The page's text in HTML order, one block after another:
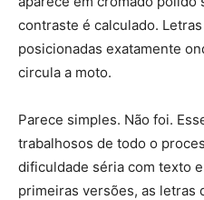
contraste é calculado.
posicionadas exatamente
circula a moto.
Parece simples. Não foi.
trabalhosos de todo o
dificuldade séria com texto
primeiras versões, as letras